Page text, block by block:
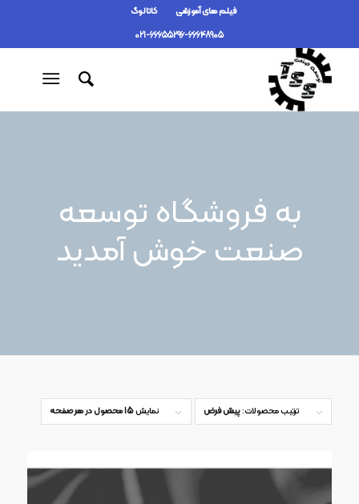
فیلم های آموزشی
کاتالوگ
021-66655296-66648905
به فروشگاه توسعه
صنعت خوش آمدید
ترتیب محصولات:پیش فرض نمایش15 محصول در هر صفحه